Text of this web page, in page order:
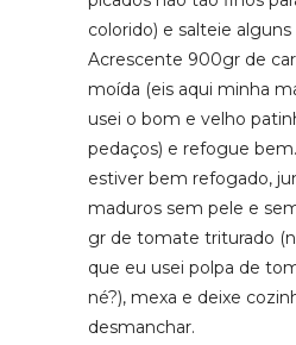
colorido) e salteie
Acrescente 900gr de
moída (eis aqui minha
usei o bom e velho
pedaços) e refogue
estiver bem refogado,
maduros sem pele e
gr de tomate triturado
que eu usei polpa de
né?), mexa e deixe
desmanchar.